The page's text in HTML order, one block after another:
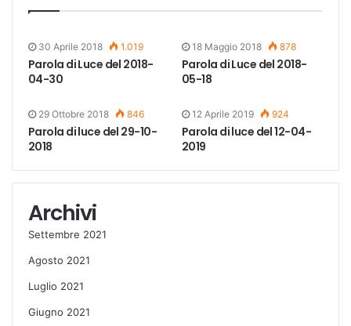
30 Aprile 2018 1.019
Parola di Luce del 2018-
04-30
18 Maggio 2018 878
Parola di Luce del 2018-
05-18
29 Ottobre 2018 846
Parola di luce del 29-10-
2018
12 Aprile 2019 924
Parola di luce del 12-04-
2019
Archivi
Settembre 2021
Agosto 2021
Luglio 2021
Giugno 2021